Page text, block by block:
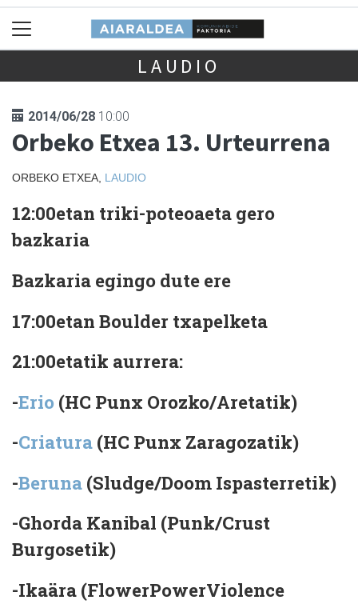
LAUDIO
2014/06/28 10:00
Orbeko Etxea 13. Urteurrena
ORBEKO ETXEA, LAUDIO
12:00etan triki-poteoaeta gero
bazkaria
Bazkaria egingo dute ere
17:00etan Boulder txapelketa
21:00etatik aurrera:
-Erio (HC Punx Orozko/Aretatik)
-Criatura (HC Punx Zaragozatik)
-Beruna (Sludge/Doom Ispasterretik)
-Ghorda Kanibal (Punk/Crust
Burgosetik)
-Ikaära (FlowerPowerViolence